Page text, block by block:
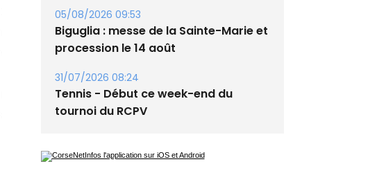
stade de San Benedetto
05/08/2026 09:53
procession le 14 août
31/07/2026 08:24